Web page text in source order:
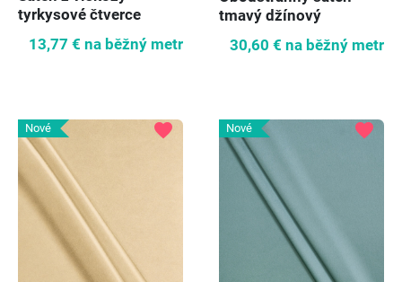
tyrkysové čtverce
13,77 € na běžný metr
tmavý džínový
30,60 € na běžný metr
Nové favorite Nové favorite